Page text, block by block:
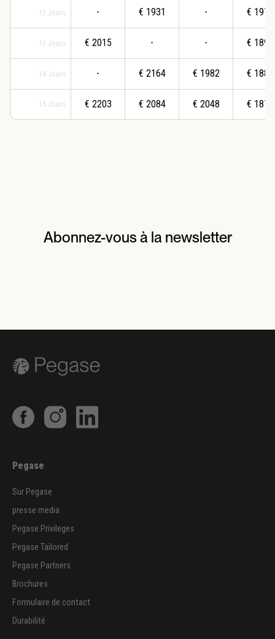
12 Jours
13 Jours
14 Jours
15 Jours
-
€ 2015
-
€ 2203
€ 1931
-
€ 2164
€ 2084
-
-
€ 1982
€ 2048
€ 1970
€ 1890
€ 1880
€ 1878
Abonnez-vous à la newsletter
Pegase
Sur Pegase
presse media
Pegase Privileges
Pegase Tailored
Pegase Partners
Brochures
Formulaire de contact
Durabilité